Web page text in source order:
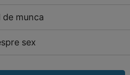
de munca
sex